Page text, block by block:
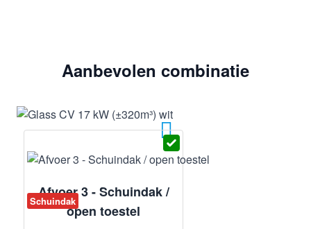
Aanbevolen combinatie
Schuindak
Afvoer 3 - Schuindak /
open toestel